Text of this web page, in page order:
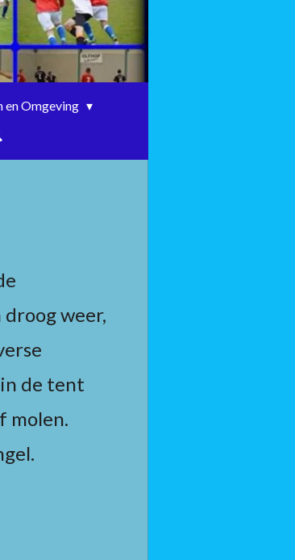
en Omgeving
weer,
de tent
molen.